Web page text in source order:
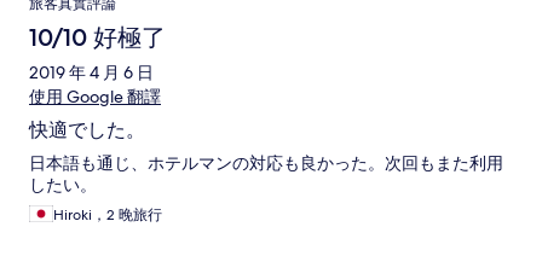
旅客真實評論
10/10 好極了
2019 年 4 月 6 日
使用 Google 翻譯
快適でした。
日本語も通じ、ホテルマンの対応も良かった。次回もまた利用
したい。
Hiroki，2 晚旅行